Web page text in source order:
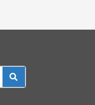
SEARCH